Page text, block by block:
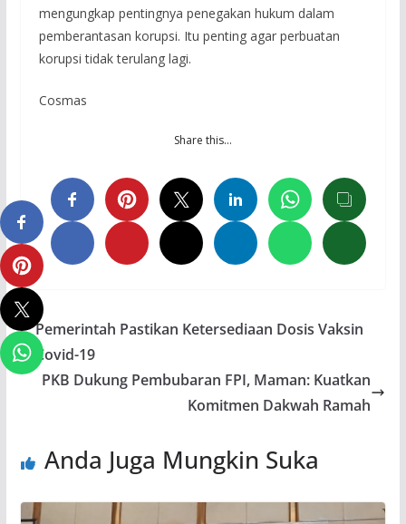
mengungkap pentingnya penegakan hukum dalam
pemberantasan korupsi. Itu penting agar perbuatan
korupsi tidak terulang lagi.
Cosmas
Share this…
Pemerintah Pastikan Ketersediaan Dosis Vaksin
Covid-19
PKB Dukung Pembubaran FPI, Maman: Kuatkan
Komitmen Dakwah Ramah
Anda Juga Mungkin Suka